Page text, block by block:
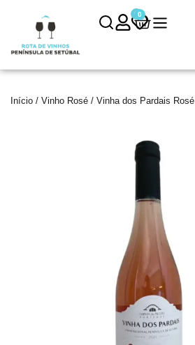
00
Início / Vinho Rosé / Vinha dos Pardais Rosé